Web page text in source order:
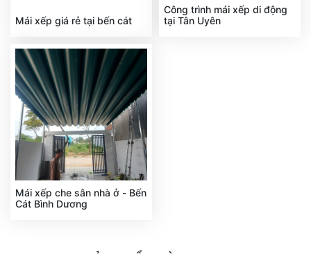
Mái xếp giá rẻ tại bến cát
Công trình mái xếp di động
tại Tân Uyên
Mái xếp che sân nhà ở - Bến
Cát Bình Dương